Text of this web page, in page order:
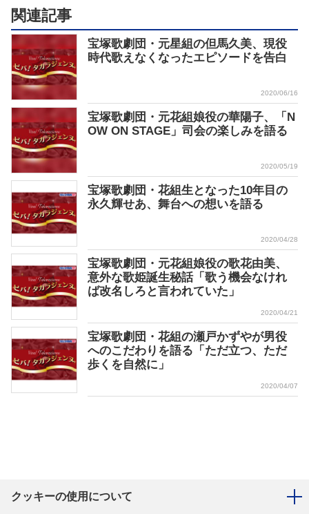
関連記事
宝塚歌劇団・元星組の但馬久美、現役
時代歌えなくなったエピソードを告白
2020/06/16
宝塚歌劇団・元花組娘役の華陽子、「N
OW ON STAGE」司会の楽しみを語る
2020/05/19
宝塚歌劇団・花組生となった10年目の
永久輝せあ、舞台への想いを語る
2020/04/28
宝塚歌劇団・元花組娘役の歌花由美、
意外な歌姫誕生秘話「歌う機会なけれ
ば改名しろと言われていた」
2020/04/21
宝塚歌劇団・花組の瀬戸かずやが男役
へのこだわりを語る「ただ立つ、ただ
歩くを自然に」
2020/04/07
クッキーの使用について